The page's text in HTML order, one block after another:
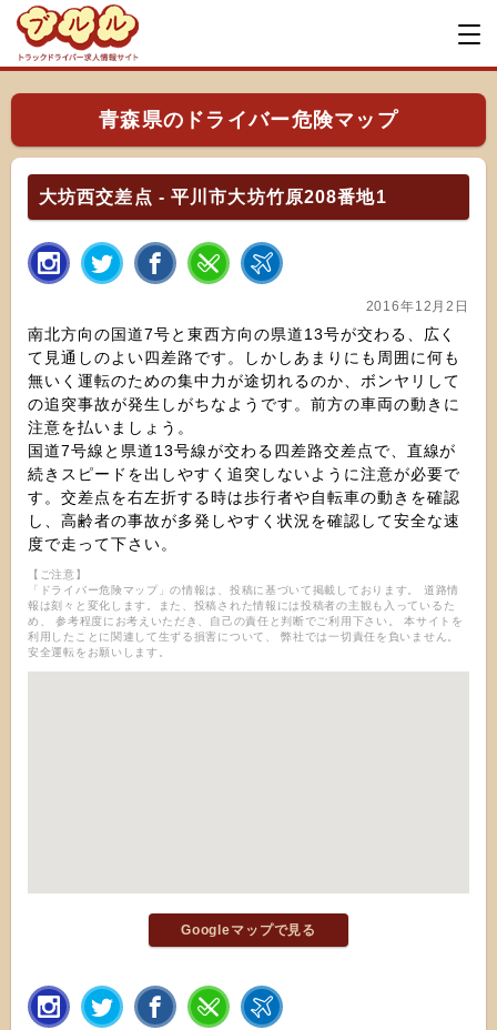
青森県のドライバー危険マップ
大坊西交差点 - 平川市大坊竹原208番地1
2016年12月2日
南北方向の国道7号と東西方向の県道13号が交わる、広く
て見通しのよい四差路です。しかしあまりにも周囲に何も
無いく運転のための集中力が途切れるのか、ボンヤリして
の追突事故が発生しがちなようです。前方の車両の動きに
注意を払いましょう。
国道7号線と県道13号線が交わる四差路交差点で、直線が
続きスピードを出しやすく追突しないように注意が必要で
す。交差点を右左折する時は歩行者や自転車の動きを確認
し、高齢者の事故が多発しやすく状況を確認して安全な速
度で走って下さい。
【ご注意】
「ドライバー危険マップ」の情報は、投稿に基づいて掲載しております。 道路情
報は刻々と変化します。また、投稿された情報には投稿者の主観も入っているた
め、 参考程度にお考えいただき、自己の責任と判断でご利用下さい。 本サイトを
利用したことに関連して生ずる損害について、 弊社では一切責任を負いません。
安全運転をお願いします。
Googleマップで見る